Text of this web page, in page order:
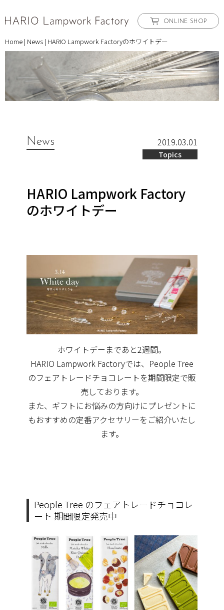
ONLINE SHOP
Home | News | HARIO Lampwork Factoryのホワイトデー
News 2019.03.01
Topics
HARIO Lampwork Factory
のホワイトデー
ホワイトデーまであと2週間。
HARIO Lampwork Factoryでは、People Tree
のフェアトレードチョコレートを期間限定で販
売しております。
また、ギフトにお悩みの方向けにプレゼントに
もおすすめの定番アクセサリーをご紹介いたし
ます。
People Tree のフェアトレードチョコレ
ート 期間限定発売中